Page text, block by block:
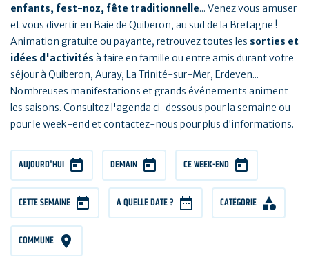
enfants, fest-noz, fête traditionnelle... Venez vous amuser
et vous divertir en Baie de Quiberon, au sud de la Bretagne !
Animation gratuite ou payante, retrouvez toutes les sorties et
idées d'activités à faire en famille ou entre amis durant votre
séjour à Quiberon, Auray, La Trinité-sur-Mer, Erdeven...
Nombreuses manifestations et grands événements animent
les saisons. Consultez l'agenda ci-dessous pour la semaine ou
pour le week-end et contactez-nous pour plus d'informations.
AUJOURD'HUI DEMAIN CE WEEK-END
CETTE SEMAINE A QUELLE DATE ? CATÉGORIE
COMMUNE